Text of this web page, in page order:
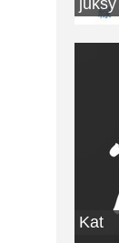
juksy
Kat